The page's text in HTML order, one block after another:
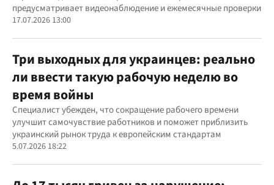
предусматривает видеонаблюдение и ежемесячные проверки
17.07.2026 13:00
Три выходных для украинцев: реально
ли ввести такую рабочую неделю во
время войны
Специалист убежден, что сокращение рабочего времени
улучшит самочувствие работников и поможет приблизить
украинский рынок труда к европейским стандартам
5.07.2026 18:22